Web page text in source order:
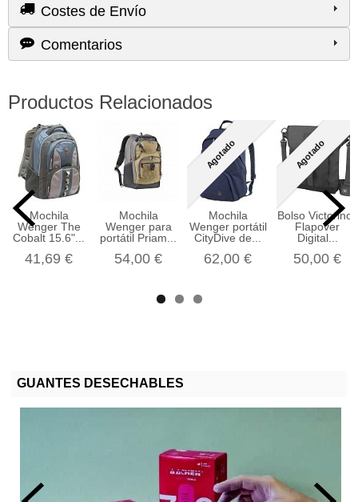
GUANTES DESECHABLES
Costes de Envío
Comentarios
Productos Relacionados
Mochila
Wenger The
Cobalt 15.6"...
41,69 €
Mochila
Wenger para
portátil Priam...
54,00 €
Agotado
Mochila
Wenger portátil
CityDive de...
62,00 €
Agotado
Bolso Victorinox
Flapover
Digital...
50,00 €